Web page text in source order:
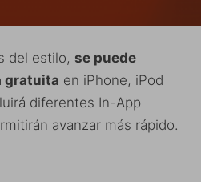
del estilo, se puede
gratuita en iPhone, iPod
diferentes In-App
avanzar más rápido.